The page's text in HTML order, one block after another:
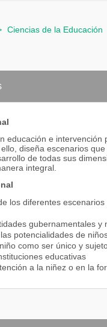
Ciencias de la Educación
educación e
diseña escenarios
de todas sus
integral.
los diferentes
gubernamentales y
potencialidades de
como ser único y
educativas
a la niñez o en la